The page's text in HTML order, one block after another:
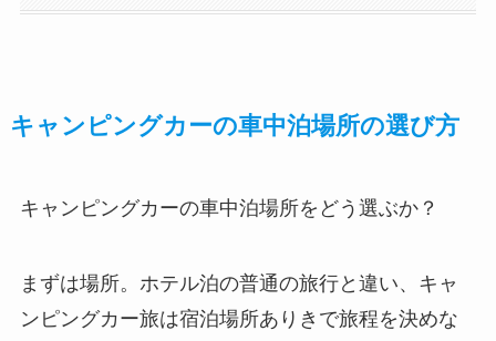
キャンピングカーの車中泊場所の選び方
キャンピングカーの車中泊場所をどう選ぶか？
まずは場所。ホテル泊の普通の旅行と違い、キャ
ンピングカー旅は宿泊場所ありきで旅程を決めな